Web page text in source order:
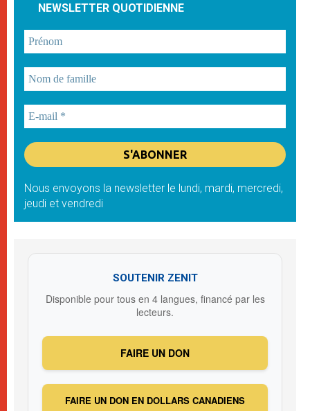
NEWSLETTER QUOTIDIENNE
Nous envoyons la newsletter le lundi, mardi, mercredi,
jeudi et vendredi
SOUTENIR ZENIT
Disponible pour tous en 4 langues, financé par les
lecteurs.
FAIRE UN DON
FAIRE UN DON EN DOLLARS CANADIENS